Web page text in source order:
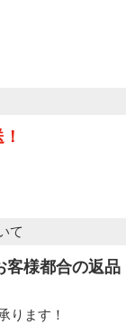
て
客様都合の返品
ります！